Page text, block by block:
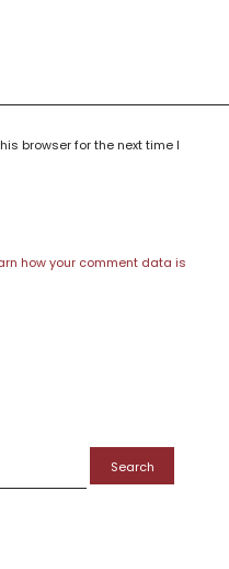
browser for the next time I
how your comment data is